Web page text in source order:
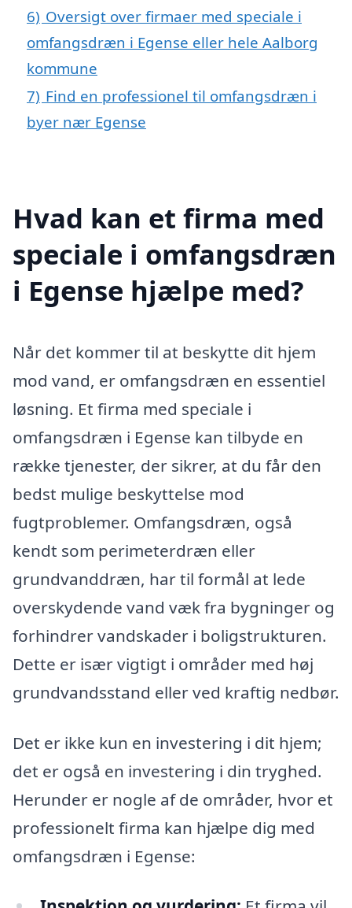
6) Oversigt over firmaer med speciale i
omfangsdræn i Egense eller hele Aalborg
kommune
7) Find en professionel til omfangsdræn i
byer nær Egense
Hvad kan et firma med
speciale i omfangsdræn
i Egense hjælpe med?
Når det kommer til at beskytte dit hjem
mod vand, er omfangsdræn en essentiel
løsning. Et firma med speciale i
omfangsdræn i Egense kan tilbyde en
række tjenester, der sikrer, at du får den
bedst mulige beskyttelse mod
fugtproblemer. Omfangsdræn, også
kendt som perimeterdræn eller
grundvanddræn, har til formål at lede
overskydende vand væk fra bygninger og
forhindrer vandskader i boligstrukturen.
Dette er især vigtigt i områder med høj
grundvandsstand eller ved kraftig nedbør.
Det er ikke kun en investering i dit hjem;
det er også en investering i din tryghed.
Herunder er nogle af de områder, hvor et
professionelt firma kan hjælpe dig med
omfangsdræn i Egense: